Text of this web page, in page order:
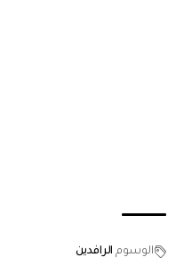
الوسوم الرافدين